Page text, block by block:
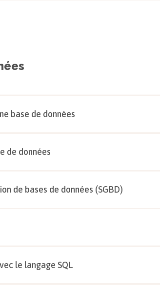
base de données
de données
de bases de données (SGBD)
le langage SQL